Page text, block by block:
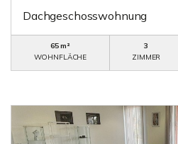
Dachgeschosswohnung
65 m²
WOHNFLÄCHE
3
ZIMMER